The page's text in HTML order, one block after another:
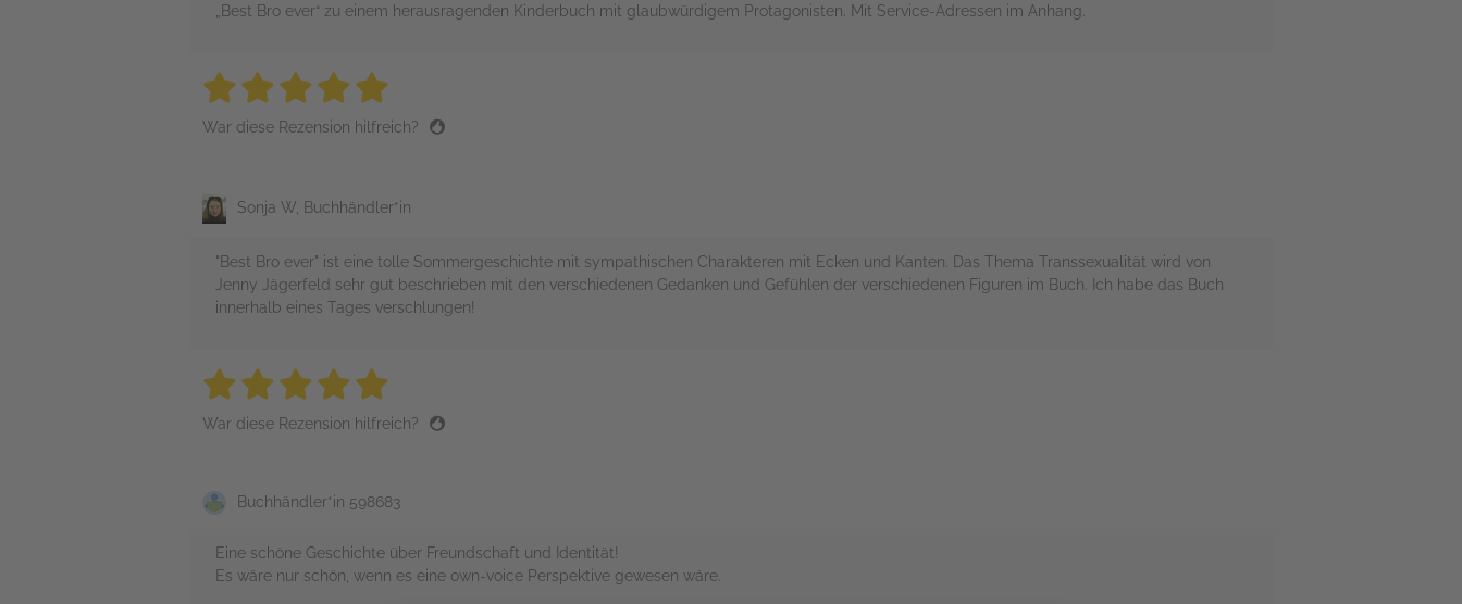
„Best Bro ever“ zu einem herausragenden Kinderbuch mit glaubwürdigem Protagonisten. Mit Service-Adressen im Anhang.
5 stars
5 stars
5 stars
5 stars
War diese Rezension hilfreich?
Sonja W, Buchhändler*in
"Best Bro ever" ist eine tolle Sommergeschichte mit sympathischen Charakteren mit Ecken und Kanten. Das Thema Transsexualität wird von
Jenny Jägerfeld sehr gut beschrieben mit den verschiedenen Gedanken und Gefühlen der verschiedenen Figuren im Buch. Ich habe das Buch
innerhalb eines Tages verschlungen!
5 stars
5 stars
5 stars
5 stars
War diese Rezension hilfreich?
Buchhändler*in 598683
Eine schöne Geschichte über Freundschaft und Identität!
Es wäre nur schön, wenn es eine own-voice Perspektive gewesen wäre.